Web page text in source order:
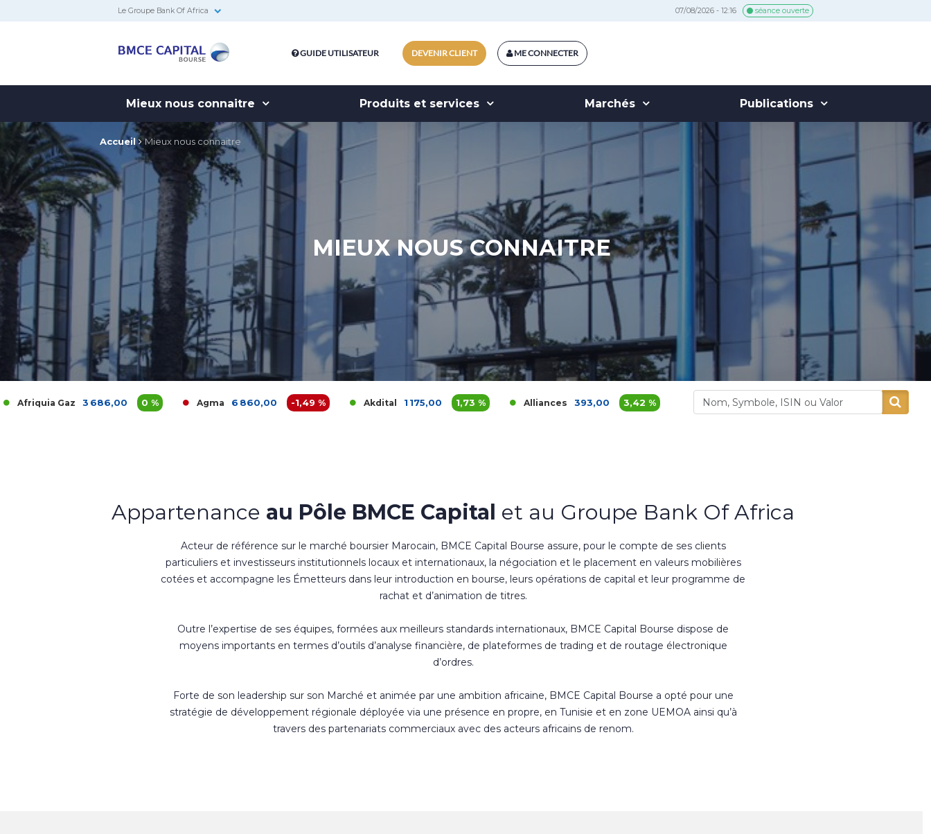
Le Groupe Bank Of Africa 07/08/2026 - 12:16 séance ouverte
Bourse
ME CONNECTER
DEVENIR CLIENT
GUIDE UTILISATEUR
Mieux nous connaitre Produits et services Marchés Publications
Accueil Mieux nous connaitre
MIEUX NOUS CONNAITRE
3 686,00 0 % Agma 6 860,00 -1,49 % Akdital 1 175,00 1,73 % Alliances 393,00 3,42 % Aluminium Maroc 1 740,00 -2,25 % Aradei Capital
Appartenance au Pôle BMCE Capital et au Groupe Bank Of Africa
Acteur de référence sur le marché boursier Marocain, BMCE Capital Bourse assure, pour le compte de ses clients
particuliers et investisseurs institutionnels locaux et internationaux, la négociation et le placement en valeurs mobilières
cotées et accompagne les Émetteurs dans leur introduction en bourse, leurs opérations de capital et leur programme de
rachat et d’animation de titres.
Outre l’expertise de ses équipes, formées aux meilleurs standards internationaux, BMCE Capital Bourse dispose de
moyens importants en termes d’outils d’analyse financière, de plateformes de trading et de routage électronique
d’ordres.
Forte de son leadership sur son Marché et animée par une ambition africaine, BMCE Capital Bourse a opté pour une
stratégie de développement régionale déployée via une présence en propre, en Tunisie et en zone UEMOA ainsi qu’à
travers des partenariats commerciaux avec des acteurs africains de renom.